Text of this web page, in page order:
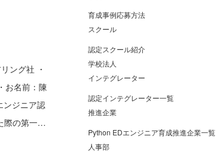
ング社 ・
お名前：陳
ジニア認
際の第一…
育成事例応募方法
スクール
認定スクール紹介
学校法人
インテグレーター
認定インテグレーター一覧
推進企業
Python EDエンジニア育成推進企業一覧
人事部